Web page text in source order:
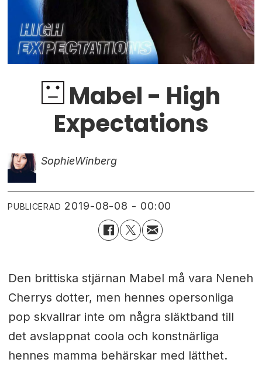
Mabel - High
Expectations
SophieWinberg
PUBLICERAD 2019-08-08 - 00:00
Den brittiska stjärnan Mabel må vara Neneh
Cherrys dotter, men hennes opersonliga
pop skvallrar inte om några släktband till
det avslappnat coola och konstnärliga
hennes mamma behärskar med lätthet.